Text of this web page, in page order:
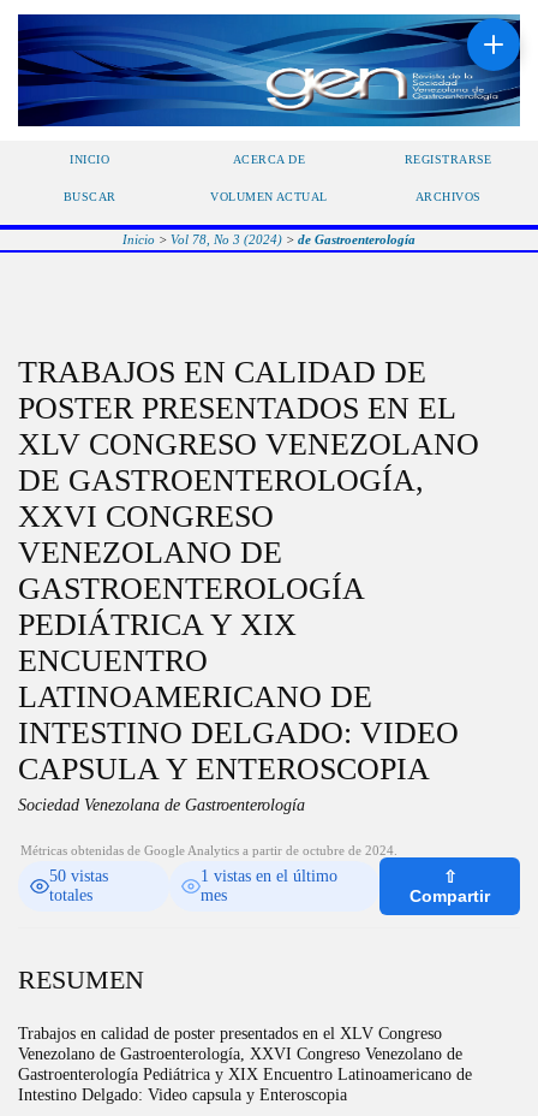
INICIO ACERCA DE REGISTRARSE
BUSCAR VOLUMEN ACTUAL ARCHIVOS
Inicio > Vol 78, No 3 (2024) > de Gastroenterología
TRABAJOS EN CALIDAD DE
POSTER PRESENTADOS EN EL
XLV CONGRESO VENEZOLANO
DE GASTROENTEROLOGÍA,
XXVI CONGRESO
VENEZOLANO DE
GASTROENTEROLOGÍA
PEDIÁTRICA Y XIX
ENCUENTRO
LATINOAMERICANO DE
INTESTINO DELGADO: VIDEO
CAPSULA Y ENTEROSCOPIA
Sociedad Venezolana de Gastroenterología
Métricas obtenidas de Google Analytics a partir de octubre de 2024.
50 vistas
totales
1 vistas en el último
mes
⇧
Compartir
RESUMEN
Trabajos en calidad de poster presentados en el XLV Congreso
Venezolano de Gastroenterología, XXVI Congreso Venezolano de
Gastroenterología Pediátrica y XIX Encuentro Latinoamericano de
Intestino Delgado: Video capsula y Enteroscopia